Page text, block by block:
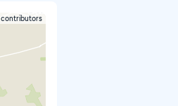
contributors